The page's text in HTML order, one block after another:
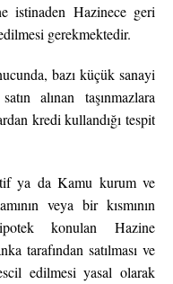
istinaden Hazinece geri
gerekmektedir.
bazı küçük sanayi
alınan taşınmazlara
kredi kullandığı tespit
ya da Kamu kurum ve
veya bir kısmının
konulan Hazine
tarafından satılması ve
edilmesi yasal olarak